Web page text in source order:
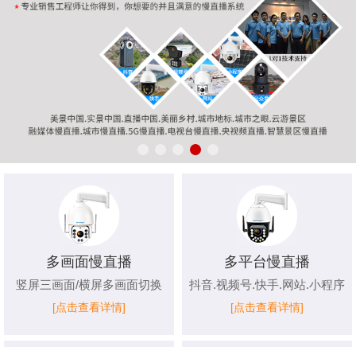
多画面慢直播
竖屏三画面/横屏多画面切换
[点击查看详情]
多平台慢直播
抖音.视频号.快手.网站.小程序
[点击查看详情]